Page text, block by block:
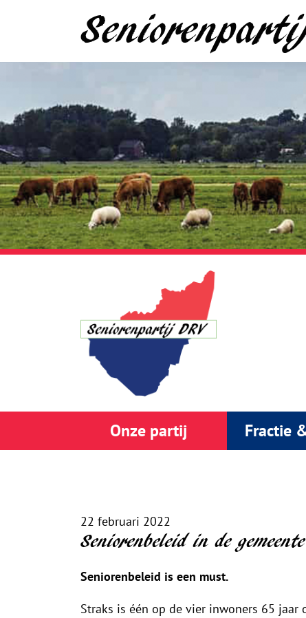
Onze partij Fractie
22 februari 2022
Seniorenbeleid in de
Seniorenbeleid is een must.
Straks is één op de vier inwoners 65 jaar